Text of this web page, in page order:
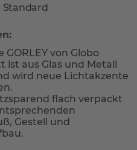
Standard
von Globo
ist aus Glas und Metall
wird neue Lichtakzente
flach verpackt
Gestell und